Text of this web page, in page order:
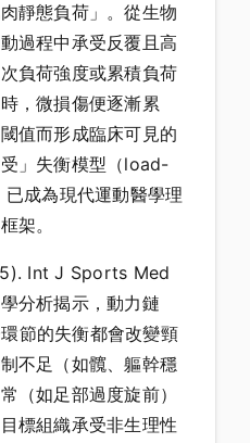
靜態負荷」。從生物
過程中承受反覆且高
負荷強度或累積負荷
，微損傷便逐漸累
值而形成臨床可見的
」失衡模型（load-
成為現代運動醫學理
架。
Int J Sports Med
分析揭示，動力鏈
節的失衡都會改變頸
不足（如髖、軀幹穩
（如足部過度旋前）
標組織承受非生理性